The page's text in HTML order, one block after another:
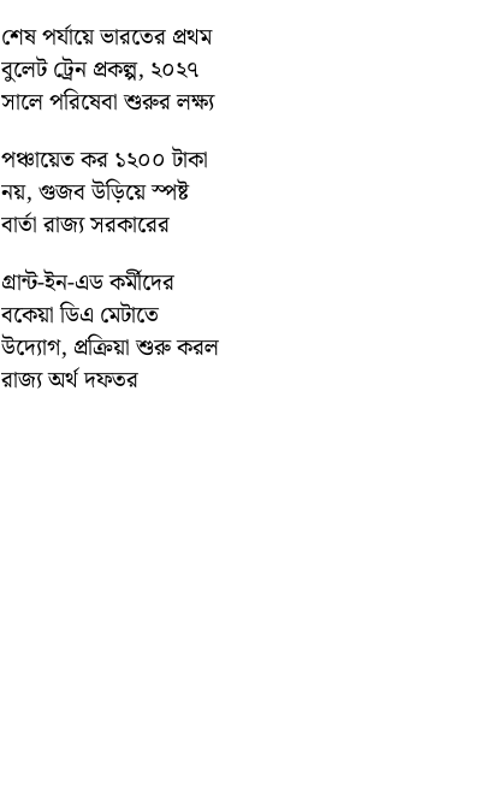
শেষ পর্যায়ে ভারতের প্রথম
বুলেট ট্রেন প্রকল্প, ২০২৭
সালে পরিষেবা শুরুর লক্ষ্য
পঞ্চায়েত কর ১২০০ টাকা
নয়, গুজব উড়িয়ে স্পষ্ট
বার্তা রাজ্য সরকারের
গ্রান্ট-ইন-এড কর্মীদের
বকেয়া ডিএ মেটাতে
উদ্যোগ, প্রক্রিয়া শুরু করল
রাজ্য অর্থ দফতর